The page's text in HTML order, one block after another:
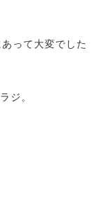
って大変でした
ジ。